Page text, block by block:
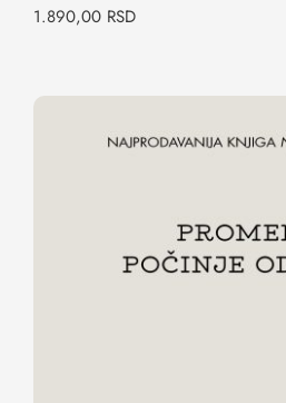
1.890,00 RSD